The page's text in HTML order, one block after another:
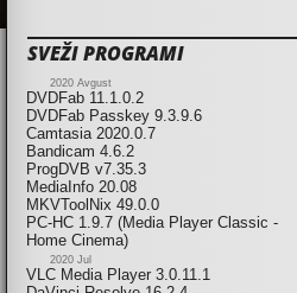
SVEŽI PROGRAMI
2020 Avgust
DVDFab 11.1.0.2
DVDFab Passkey 9.3.9.6
Camtasia 2020.0.7
Bandicam 4.6.2
ProgDVB v7.35.3
MediaInfo 20.08
MKVToolNix 49.0.0
PC-HC 1.9.7 (Media Player Classic -
Home Cinema)
2020 Jul
VLC Media Player 3.0.11.1